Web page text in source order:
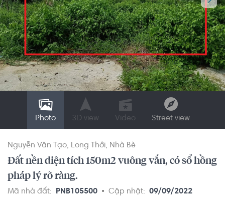
Photo 3D view Video Street view
Nguyễn Văn Tạo Long Thới Nhà Bè
Đất nền diện tích 150m2 vuông vắn, có sổ hồng
pháp lý rõ ràng.
Mã nhà đất: PNB105500 Cập nhật: 09/09/2022